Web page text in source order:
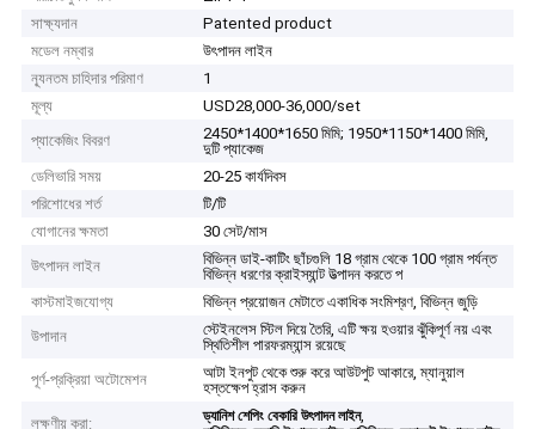
সাক্ষ্যদান
Patented product
মডেল নম্বার
উৎপাদন লাইন
ন্যূনতম চাহিদার পরিমাণ
1
মূল্য
USD28,000-36,000/set
প্যাকেজিং বিবরণ
2450*1400*1650 মিমি; 1950*1150*1400 মিমি,
দুটি প্যাকেজ
ডেলিভারি সময়
20-25 কার্যদিবস
পরিশোধের শর্ত
টি/টি
যোগানের ক্ষমতা
30 সেট/মাস
উৎপাদন লাইন
বিভিন্ন ডাই-কাটিং ছাঁচগুলি 18 গ্রাম থেকে 100 গ্রাম পর্যন্ত
বিভিন্ন ধরণের ক্রাইস্যান্ট উত্পাদন করতে প
কাস্টমাইজযোগ্য
বিভিন্ন প্রয়োজন মেটাতে একাধিক সংমিশ্রণ, বিভিন্ন জুড়ি
উপাদান
স্টেইনলেস স্টিল দিয়ে তৈরি, এটি ক্ষয় হওয়ার ঝুঁকিপূর্ণ নয় এবং
স্থিতিশীল পারফরম্যান্স রয়েছে
পূর্ণ-প্রক্রিয়া অটোমেশন
আটা ইনপুট থেকে শুরু করে আউটপুট আকারে, ম্যানুয়াল
হস্তক্ষেপ হ্রাস করুন
লক্ষণীয় করা:
ড্যানিশ শেপিং বেকারি উৎপাদন লাইন,